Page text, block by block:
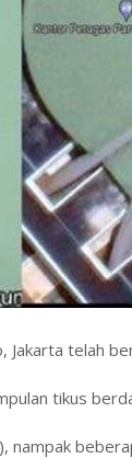
Jakarta telah
tikus